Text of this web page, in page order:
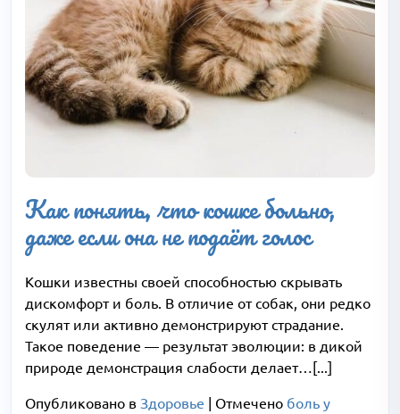
Как понять, что кошке больно,
даже если она не подаёт голос
Кошки известны своей способностью скрывать
дискомфорт и боль. В отличие от собак, они редко
скулят или активно демонстрируют страдание.
Такое поведение — результат эволюции: в дикой
природе демонстрация слабости делает…[...]
Опубликовано в Здоровье | Отмечено боль у